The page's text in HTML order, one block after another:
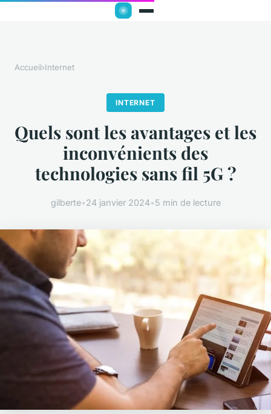
Accueil›Internet
INTERNET
Quels sont les avantages et les
inconvénients des
technologies sans fil 5G ?
gilberte•24 janvier 2024•5 min de lecture